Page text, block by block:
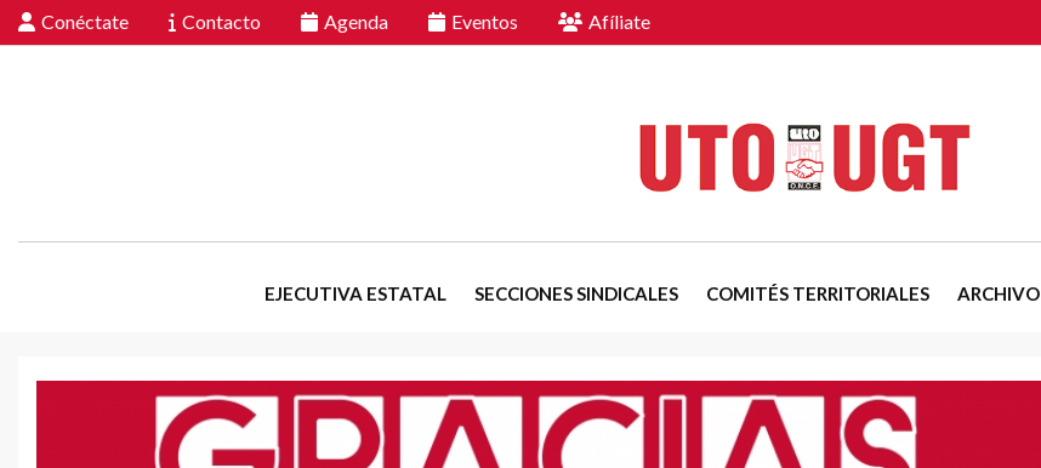
Conéctate Contacto Agenda Eventos Afíliate
EJECUTIVA ESTATAL SECCIONES SINDICALES COMITÉS TERRITORIALES ARCHIVO